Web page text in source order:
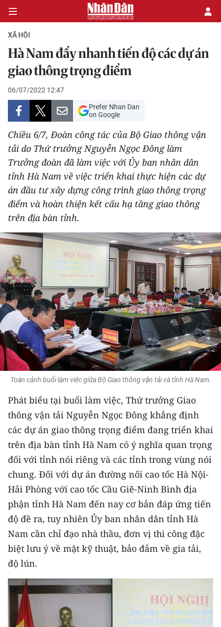
CHÍNH TRỊ
KINH TẾ
VĂN HÓA
XÃ HỘI
PHÁP LUẬT
DU LỊCH
THẾ GIỚI
THỂ THAO
GIÁO DỤC
Y TẾ
KHOA HỌC - CÔNG NGHỆ
MÔI TRƯỜNG
BẠN ĐỌC
KIỂM CHỨNG THÔNG TIN
TRI THỨC CHUYÊN SÂU
54 DÂN TỘC VIỆT NAM
CHƯƠNG TRÌNH OCOP - MỖI XÃ
MỘT SẢN PHẨM
RADIO
MEDIA CENTER
E-Magazine
Video
Media Chính trị
Media Kinh tế
XÃ HỘI
Hà Nam đẩy nhanh tiến độ các dự án
giao thông trọng điểm
06/07/2022 12:47
Prefer Nhan Dan
on Google
Chiều 6/7, Đoàn công tác của Bộ Giao thông vận
tải do Thứ trưởng Nguyễn Ngọc Đông làm
Trưởng đoàn đã làm việc với Ủy ban nhân dân
tỉnh Hà Nam về việc triển khai thực hiện các dự
án đầu tư xây dựng công trình giao thông trọng
điểm và hoàn thiện kết cấu hạ tầng giao thông
trên địa bàn tỉnh.
Toàn cảnh buổi làm việc giữa Bộ Giao thông vận tải và tỉnh Hà Nam.
Phát biểu tại buổi làm việc, Thứ trưởng Giao
thông vận tải Nguyễn Ngọc Đông khẳng định
các dự án giao thông trọng điểm đang triển khai
trên địa bàn tỉnh Hà Nam có ý nghĩa quan trọng
đối với tỉnh nói riêng và các tỉnh trong vùng nói
chung. Đối với dự án đường nối cao tốc Hà Nội-
Hải Phòng với cao tốc Cầu Giẽ-Ninh Bình địa
phận tỉnh Hà Nam đến nay cơ bản đáp ứng tiến
độ đề ra, tuy nhiên Ủy ban nhân dân tỉnh Hà
Nam cần chỉ đạo nhà thầu, đơn vị thi công đặc
biệt lưu ý về mặt kỹ thuật, bảo đảm về gia tải,
độ lún.